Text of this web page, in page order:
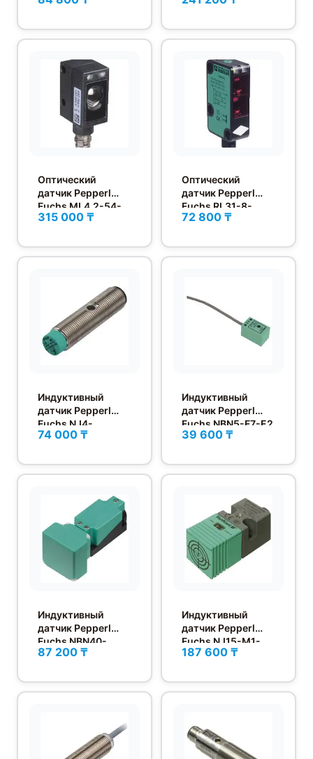
Оптический
датчик Pepperl
Fuchs ML4.2-54-
F/40b/95/110
315 000 ₸
Оптический
датчик Pepperl
Fuchs RL31-8-
2500-
72 800 ₸
Индуктивный
датчик Pepperl
Fuchs NJ4-
12GM40-E2-V1
74 000 ₸
Индуктивный
датчик Pepperl
Fuchs NBN5-F7-E2
39 600 ₸
Индуктивный
датчик Pepperl
Fuchs NBN40-
U1LK-N0
87 200 ₸
Индуктивный
датчик Pepperl
Fuchs NJ15-M1-
E2-V1
187 600 ₸